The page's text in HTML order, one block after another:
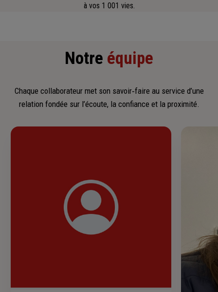
à vos 1 001 vies.
Notre équipe
Chaque collaborateur met son savoir‑faire au service d’une
relation fondée sur l’écoute, la confiance et la proximité.